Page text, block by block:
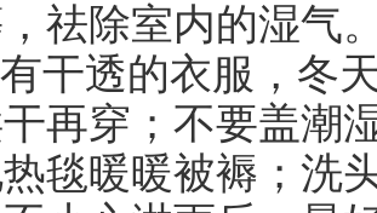
祛除室内的湿气
干透的衣服，冬
再穿；不要盖潮
毯暖暖被褥；洗